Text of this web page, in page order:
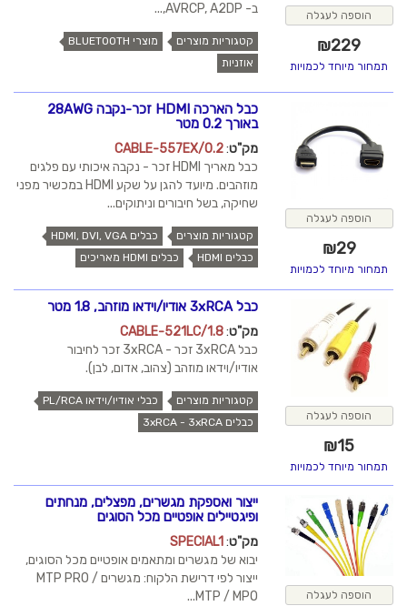
הוספה לעגלה
₪229
תמחור מיוחד לכמויות
ב- AVRCP, A2DP,...
קטגוריות מוצרים
מוצרי BLUETOOTH
אוזניות
הוספה לעגלה
₪29
תמחור מיוחד לכמויות
כבל הארכה HDMI זכר-נקבה 28AWG
באורך 0.2 מטר
מק"ט:
CABLE-557EX/0.2
כבל מאריך HDMI זכר - נקבה איכותי עם פלגים
מוזהבים. מיועד להגן על שקע HDMI במכשיר מפני
שחיקה, בשל חיבורים וניתוקים...
קטגוריות מוצרים
כבלים HDMI, DVI, VGA
כבלים HDMI
כבלים HDMI מאריכים
הוספה לעגלה
₪15
תמחור מיוחד לכמויות
כבל 3xRCA אודיו/וידאו מוזהב, 1.8 מטר
מק"ט:
CABLE-521LC/1.8
כבל 3xRCA זכר - 3xRCA זכר לחיבור
אודיו/וידאו מוזהב (צהוב, אדום, לבן).
קטגוריות מוצרים
כבלי אודיו/וידאו PL/RCA
כבלים 3xRCA - 3xRCA
הוספה לעגלה
ייצור ואספקת מגשרים, מפצלים, מנחתים
ופיגטיילים אופטיים מכל הסוגים
מק"ט:
SPECIAL1
יבוא של מגשרים ומתאמים אופטיים מכל הסוגים,
ייצור לפי דרישת הלקוח: מגשרים MTP PRO /
MTP / MPO...